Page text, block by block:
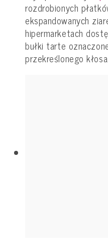
rozdrobionych
ekspandowanych
hipermarketach
bułki tarte
przekreślonego kłosa.